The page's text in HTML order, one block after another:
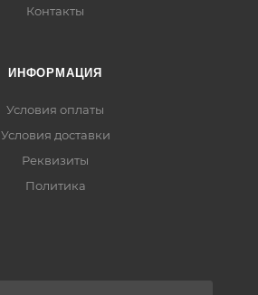
Контакты
ИНФОРМАЦИЯ
Условия оплаты
Условия доставки
Реквизиты
Политика